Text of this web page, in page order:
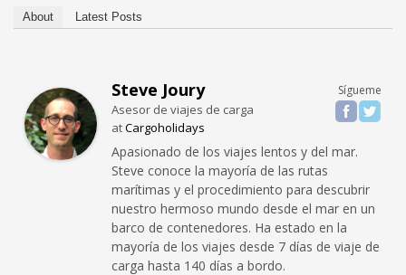
About Latest Posts
Sígueme
Steve Joury
Asesor de viajes de carga
atCargoholidays
Apasionado de los viajes lentos y del mar.
Steve conoce la mayoría de las rutas
marítimas y el procedimiento para descubrir
nuestro hermoso mundo desde el mar en un
barco de contenedores. Ha estado en la
mayoría de los viajes desde 7 días de viaje de
carga hasta 140 días a bordo.